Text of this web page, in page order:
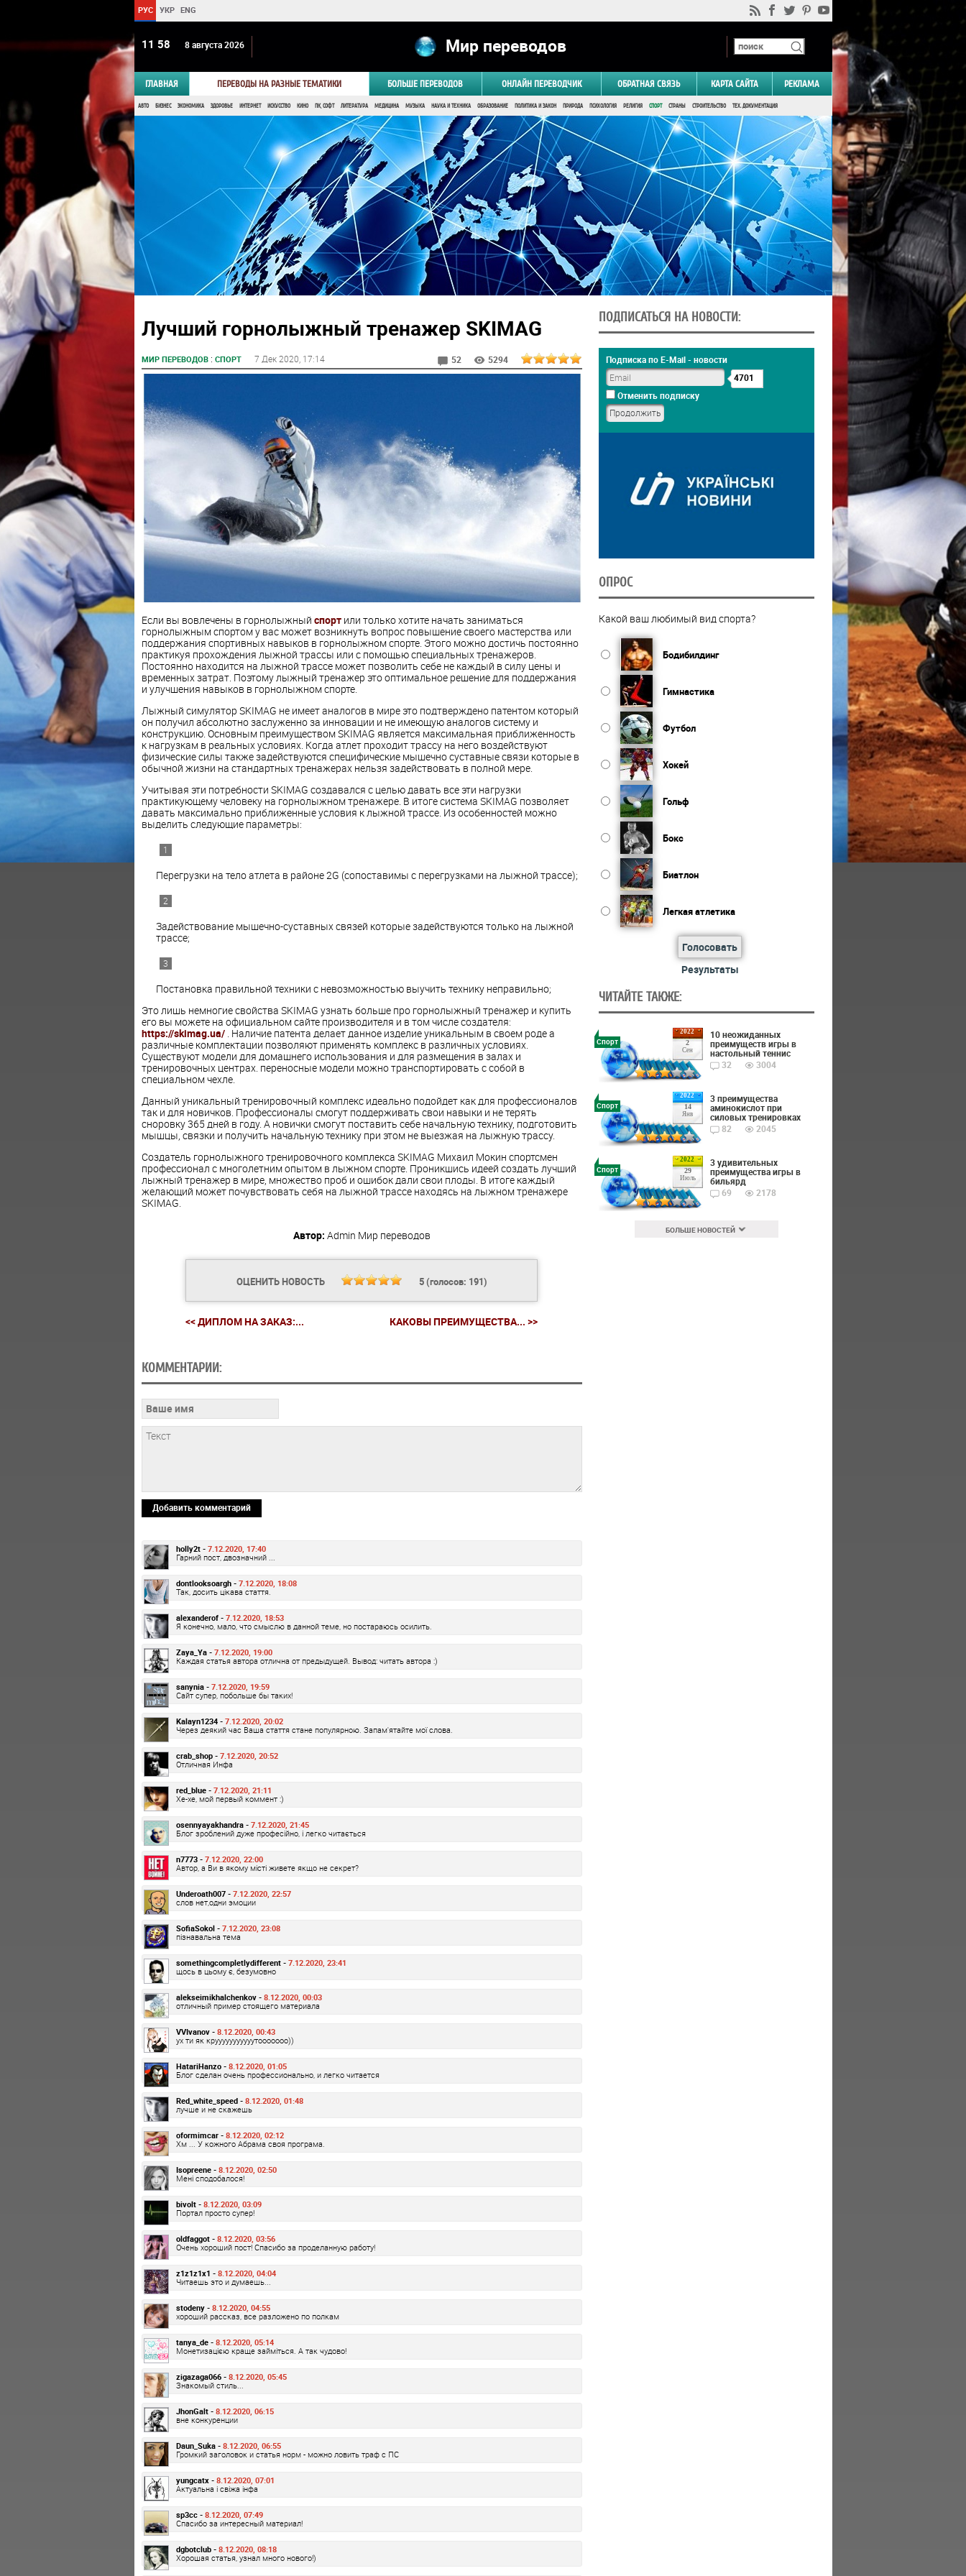
РУС УКР ENG
11:58 8 августа 2026 Мир переводов
ГЛАВНАЯ ПЕРЕВОДЫ НА РАЗНЫЕ ТЕМАТИКИ БОЛЬШЕ ПЕРЕВОДОВ ОНЛАЙН ПЕРЕВОДЧИК ОБРАТНАЯ СВЯЗЬ КАРТА САЙТА РЕКЛАМА
АВТО БИЗНЕС ЭКОНОМИКА ЗДОРОВЬЕ ИНТЕРНЕТ ИСКУССТВО КИНО ПК, СОФТ ЛИТЕРАТУРА МЕДИЦИНА МУЗЫКА НАУКА И ТЕХНИКА ОБРАЗОВАНИЕ ПОЛИТИКА И ЗАКОН ПРИРОДА ПСИХОЛОГИЯ РЕЛИГИЯ СПОРТ СТРАНЫ СТРОИТЕЛЬСТВО ТЕХ. ДОКУМЕНТАЦИЯ
Лучший горнолыжный тренажер SKIMAG
МИР ПЕРЕВОДОВ: СПОРТ 7 Дек 2020 , 17:14 52 5294
Если вы вовлечены в горнолыжный спортили только хотите начать заниматься
горнолыжным спортом у вас может возникнуть вопрос повышение своего мастерства или
поддержания спортивных навыков в горнолыжном спорте. Этого можно достичь постоянно
практикуя прохождения лыжной трассы или с помощью специальных тренажеров.
Постоянно находится на лыжной трассе может позволить себе не каждый в силу цены и
временных затрат. Поэтому лыжный тренажер это оптимальное решение для поддержания
и улучшения навыков в горнолыжном спорте.
Лыжный симулятор SKIMAG не имеет аналогов в мире это подтверждено патентом который
он получил абсолютно заслуженно за инновации и не имеющую аналогов систему и
конструкцию. Основным преимуществом SKIMAG является максимальная приближенность
к нагрузкам в реальных условиях. Когда атлет проходит трассу на него воздействуют
физические силы также задействуются специфические мышечно суставные связи которые в
обычной жизни на стандартных тренажерах нельзя задействовать в полной мере.
Учитывая эти потребности SKIMAG создавался с целью давать все эти нагрузки
практикующему человеку на горнолыжном тренажере. В итоге система SKIMAG позволяет
давать максимально приближенные условия к лыжной трассе. Из особенностей можно
выделить следующие параметры:
Перегрузки на тело атлета в районе 2G (сопоставимы с перегрузками на лыжной трассе);
Задействование мышечно-суставных связей которые задействуются только на лыжной
трассе;
Постановка правильной техники с невозможностью выучить технику неправильно;
Это лишь немногие свойства SKIMAG узнать больше про горнолыжный тренажер и купить
его вы можете на официальном сайте производителя и в том числе создателя:
https://skimag.ua/. Наличие патента делает данное изделие уникальным в своем роде а
различные комплектации позволяют применять комплекс в различных условиях.
Существуют модели для домашнего использования и для размещения в залах и
тренировочных центрах. переносные модели можно транспортировать с собой в
специальном чехле.
Данный уникальный тренировочный комплекс идеально подойдет как для профессионалов
так и для новичков. Профессионалы смогут поддерживать свои навыки и не терять
сноровку 365 дней в году. А новички смогут поставить себе начальную технику, подготовить
мышцы, связки и получить начальную технику при этом не выезжая на лыжную трассу.
Создатель горнолыжного тренировочного комплекса SKIMAG Михаил Мокин спортсмен
профессионал с многолетним опытом в лыжном спорте. Проникшись идеей создать лучший
лыжный тренажер в мире, множество проб и ошибок дали свои плоды. В итоге каждый
желающий может почувствовать себя на лыжной трассе находясь на лыжном тренажере
SKIMAG.
Автор: Admin Мир переводов
ОЦЕНИТЬ НОВОСТЬ 5(голосов: 191)
<< ДИПЛОМ НА ЗАКАЗ:... КАКОВЫ ПРЕИМУЩЕСТВА... >>
КОММЕНТАРИИ:
Добавить комментарий
holly2t - 7.12.2020, 17:40
Гарний пост, двозначний ...
dontlooksoargh - 7.12.2020, 18:08
Так, досить цікава стаття.
alexanderof - 7.12.2020, 18:53
Я конечно, мало, что смыслю в данной теме, но постараюсь осилить.
Zaya_Ya - 7.12.2020, 19:00
Каждая статья автора отлична от предыдущей. Вывод: читать автора :)
sanynia - 7.12.2020, 19:59
Сайт супер, побольше бы таких!
Kalayn1234 - 7.12.2020, 20:02
Через деякий час Ваша стаття стане популярною. Запам'ятайте мої слова.
crab_shop - 7.12.2020, 20:52
Отличная Инфа
red_blue - 7.12.2020, 21:11
Хе-хе, мой первый коммент :)
osennyayakhandra - 7.12.2020, 21:45
Блог зроблений дуже професійно, і легко читається
n7773 - 7.12.2020, 22:00
Автор, а Ви в якому місті живете якщо не секрет?
Underoath007 - 7.12.2020, 22:57
слов нет,одни эмоции
SofiaSokol - 7.12.2020, 23:08
пізнавальна тема
somethingcompletlydifferent - 7.12.2020, 23:41
щось в цьому є, безумовно
alekseimikhalchenkov - 8.12.2020, 00:03
отличный пример стоящего материала
VVIvanov - 8.12.2020, 00:43
ух ти як крууууууууууутооооооо))
HatariHanzo - 8.12.2020, 01:05
Блог сделан очень профессионально, и легко читается
Red_white_speed - 8.12.2020, 01:48
лучше и не скажешь
oformimcar - 8.12.2020, 02:12
Хм ... У кожного Абрама своя програма.
Isopreene - 8.12.2020, 02:50
Мені сподобалося!
bivolt - 8.12.2020, 03:09
Портал просто супер!
oldfaggot - 8.12.2020, 03:56
Очень хороший пост! Спасибо за проделанную работу!
z1z1z1x1 - 8.12.2020, 04:04
Читаешь это и думаешь...
stodeny - 8.12.2020, 04:55
хороший рассказ, все разложено по полкам
tanya_de - 8.12.2020, 05:14
Монетизацією краще займіться. А так чудово!
zigazaga066 - 8.12.2020, 05:45
Знакомый стиль...
JhonGalt - 8.12.2020, 06:15
вне конкуренции
Daun_Suka - 8.12.2020, 06:55
Громкий заголовок и статья норм - можно ловить траф с ПС
yungcatx - 8.12.2020, 07:01
Актуальна і свіжа інфа
sp3cc - 8.12.2020, 07:49
Спасибо за интересный материал!
dgbotclub - 8.12.2020, 08:18
Хорошая статья, узнал много нового!)
ПОДПИСАТЬСЯ НА НОВОСТИ:
Подписка по E-Mail - новости
4701
Отменить подписку
ОПРОС
Какой ваш любимый вид спорта?
Бодибилдинг
Гимнастика
Футбол
Хокей
Гольф
Бокс
Биатлон
Легкая атлетика
Голосовать
Результаты
ЧИТАЙТЕ ТАКЖЕ:
2022
2
Сен
Спорт
10 неожиданных
преимуществ игры в
настольный теннис
32
3004
2022
14
Янв
Спорт
3 преимущества
аминокислот при
силовых тренировках
82
2045
2022
29
Июль
Спорт
3 удивительных
преимущества игры в
бильярд
69
2178
БОЛЬШЕ НОВОСТЕЙ